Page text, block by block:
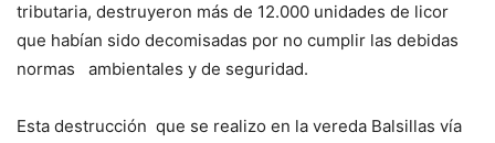
tributaria, destruyeron más de 12.000 unidades de licor
que habían sido decomisadas por no cumplir las debidas
normas ambientales y de seguridad.
Esta destrucción que se realizo en la vereda Balsillas vía